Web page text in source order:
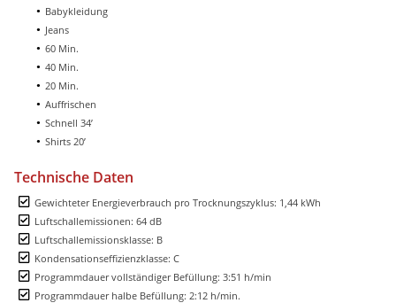
Babykleidung
Jeans
60 Min.
40 Min.
20 Min.
Auffrischen
Schnell 34’
Shirts 20’
Technische Daten
Gewichteter Energieverbrauch pro Trocknungszyklus: 1,44 kWh
Luftschallemissionen: 64 dB
Luftschallemissionsklasse: B
Kondensationseffizienzklasse: C
Programmdauer vollständiger Befüllung: 3:51 h/min
Programmdauer halbe Befüllung: 2:12 h/min.